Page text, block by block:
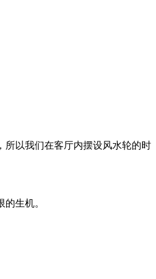
所以我们在客厅内摆设风水轮的时
生机。